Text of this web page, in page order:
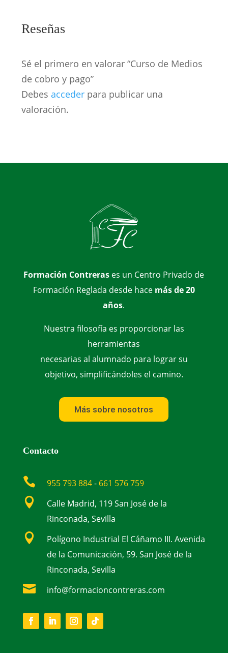
Reseñas
Sé el primero en valorar “Curso de Medios
de cobro y pago”
Debes acceder para publicar una
valoración.
Formación Contreras es un Centro Privado de
Formación Reglada desde hace más de 20
años.
Nuestra filosofía es proporcionar las
herramientas
necesarias al alumnado para lograr su
objetivo, simplificándoles el camino.
Más sobre nosotros
Contacto
 955 793 884- 661 576 759

Calle Madrid, 119 San José de la
Rinconada, Sevilla

Polígono Industrial El Cáñamo III. Avenida
de la Comunicación, 59. San José de la
Rinconada, Sevilla
 info@formacioncontreras.com